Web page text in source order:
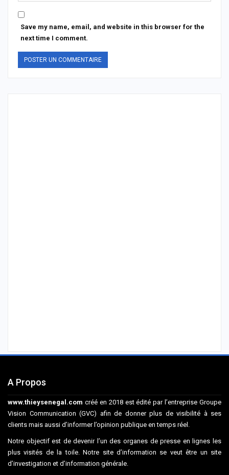
Save my name, email, and website in this browser for the
next time I comment.
A Propos
www.thieysenegal.com créé en 2018 est édité par l’entreprise Groupe
Vision Communication (GVC) afin de donner plus de visibilité à ses
clients mais aussi d’informer l’opinion publique en temps réel.
Notre objectif est de devenir l’un des organes de presse en lignes les
plus visités de la toile. Notre site d’information se veut être un site
d’investigation et d’information générale.